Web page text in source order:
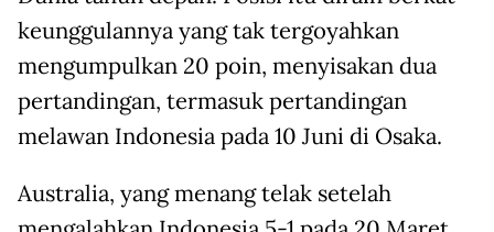
keunggulannya yang tak tergoyahkan
mengumpulkan 20 poin, menyisakan dua
pertandingan, termasuk pertandingan
melawan Indonesia pada 10 Juni di Osaka.
Australia, yang menang telak setelah